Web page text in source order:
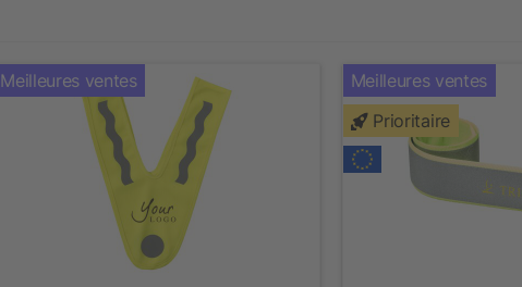
Meilleures ventes
Meilleures ventes
Prioritaire